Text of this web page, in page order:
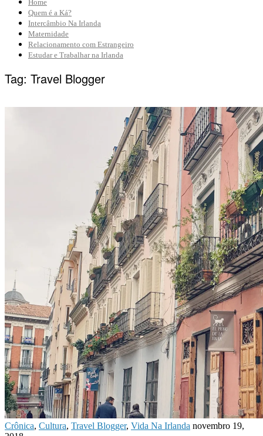
Home
Quem é a Ká?
Intercâmbio Na Irlanda
Maternidade
Relacionamento com Estrangeiro
Estudar e Trabalhar na Irlanda
Tag: Travel Blogger
Crônica, Cultura, Travel Blogger, Vida Na Irlanda novembro 19,